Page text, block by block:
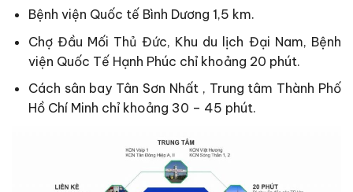
Bệnh viện Quốc tế Bình Dương 1,5 km.
Chợ Đầu Mối Thủ Đức, Khu du lịch Đại Nam, Bệnh
viện Quốc Tế Hạnh Phúc chỉ khoảng 20 phút.
Cách sân bay Tân Sơn Nhất , Trung tâm Thành Phố
Hồ Chí Minh chỉ khoảng 30 – 45 phút.